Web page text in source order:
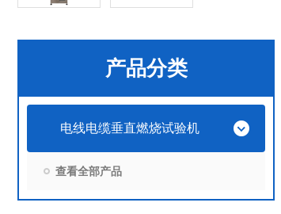
产品分类
电线电缆垂直燃烧试验机
查看全部产品